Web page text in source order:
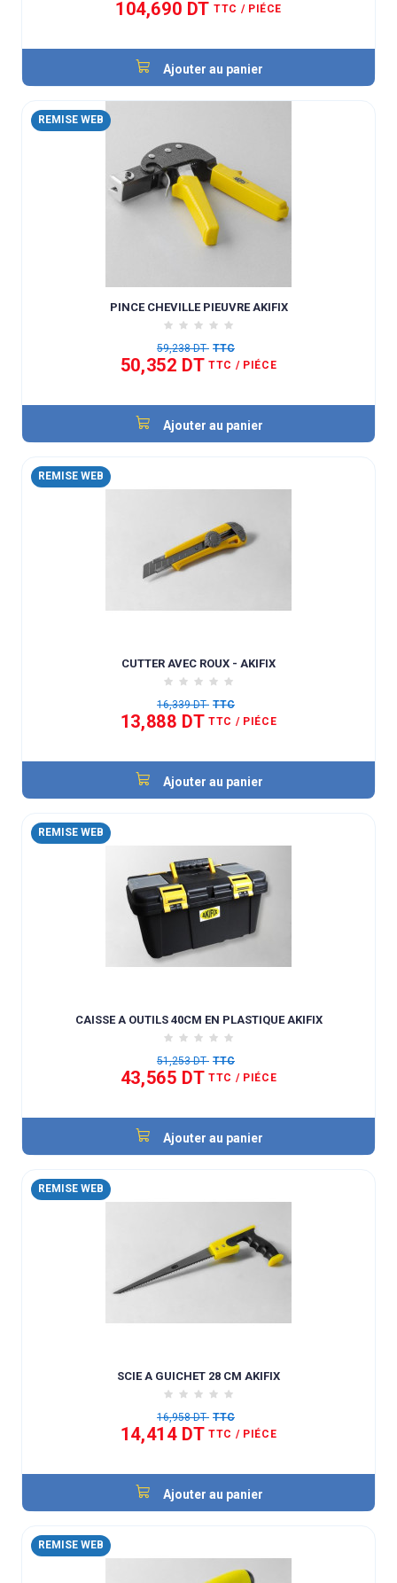
104,690 DT TTC / PIÉCE
Ajouter au panier
REMISE WEB
PINCE CHEVILLE PIEUVRE AKIFIX
59,238 DT TTC
50,352 DT TTC / PIÉCE
Ajouter au panier
REMISE WEB
CUTTER AVEC ROUX - AKIFIX
16,339 DT TTC
13,888 DT TTC / PIÉCE
Ajouter au panier
REMISE WEB
CAISSE A OUTILS 40CM EN PLASTIQUE AKIFIX
51,253 DT TTC
43,565 DT TTC / PIÉCE
Ajouter au panier
REMISE WEB
SCIE A GUICHET 28 CM AKIFIX
16,958 DT TTC
14,414 DT TTC / PIÉCE
Ajouter au panier
REMISE WEB